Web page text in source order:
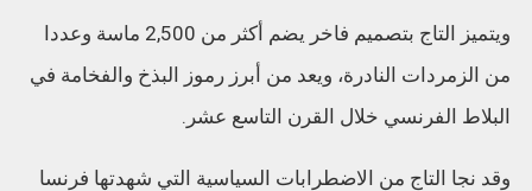
ويتميز التاج بتصميم فاخر يضم أكثر من 2,500 ماسة وعددا
من الزمردات النادرة، ويعد من أبرز رموز البذخ والفخامة في
البلاط الفرنسي خلال القرن التاسع عشر.
وقد نجا التاج من الاضطرابات السياسية التي شهدتها فرنسا